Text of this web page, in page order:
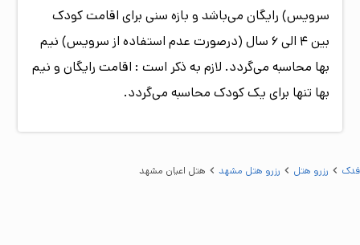
سرویس) رایگان می‌باشد و بازه سنی برای اقامت کودک
بین 4 الی 6 سال (درصورت عدم استفاده از سرویس) نیم
بها محاسبه می‌گردد. لازم به ذکر است : اقامت رایگان و نیم
بها تنها برای یک کودک محاسبه می‌گردد.
فدک رزرو هتل رزرو هتل مشهد هتل اعیان مشهد